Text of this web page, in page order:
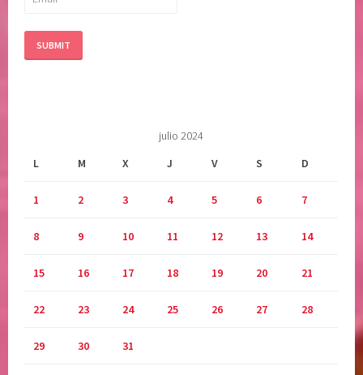
julio 2024
L
M X J V S D
1 2 3 4 5 6 7
8 9 10 11 12 13 14
15 16 17 18 19 20 21
22 23 24 25 26 27 28
29 30 31